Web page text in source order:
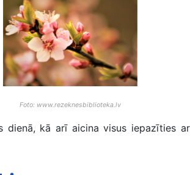
Foto: www.rezeknesbiblioteka.lv
kā arī aicina visus iepazīties